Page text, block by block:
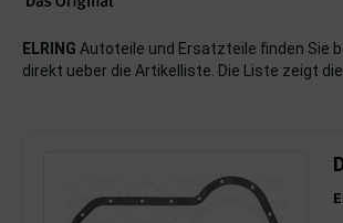
ELRING Autoteile und Ersatzteile finden Sie
direkt ueber die Artikelliste. Die Liste zeigt